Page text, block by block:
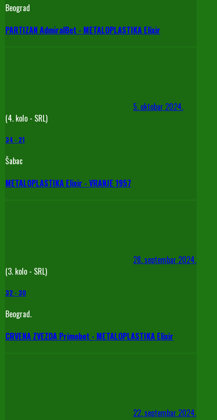
Beograd
PARTIZAN AdmiralBet - METALOPLASTIKA Elixir
5. oktobar 2024.
(4. kolo - SRL)
34 - 21
Šabac
METALOPLASTIKA Elixir - VRANJE 1957
28. septembar 2024.
(3. kolo - SRL)
32 - 30
Beograd.
CRVENA ZVEZDA Primobet - METALOPLASTIKA Elixir
22. septembar 2024.